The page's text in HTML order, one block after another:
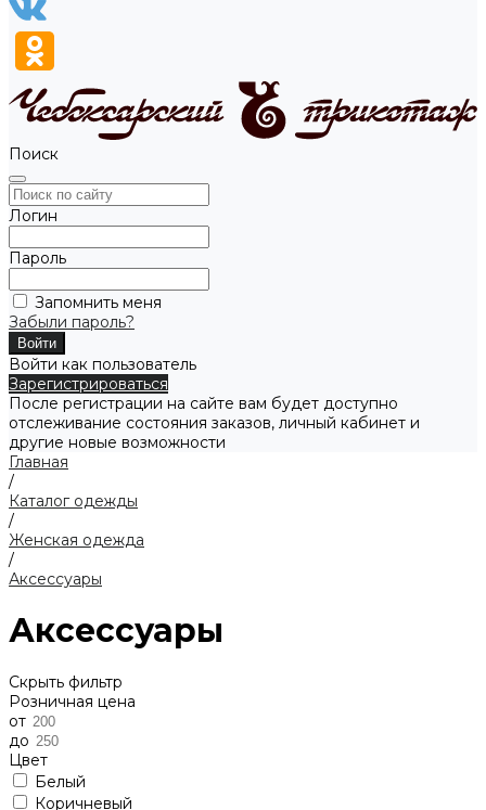
Поиск
Логин
Пароль
Запомнить меня
Забыли пароль?
Войти как пользователь
Зарегистрироваться
После регистрации на сайте вам будет доступно
отслеживание состояния заказов, личный кабинет и
другие новые возможности
Главная
/
Каталог одежды
/
Женская одежда
/
Аксессуары
Аксессуары
Скрыть фильтр
Розничная цена
от
до
Цвет
Белый
Коричневый